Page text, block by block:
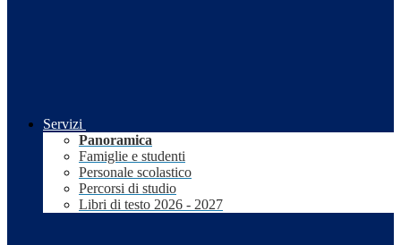
Servizi
Panoramica
Famiglie e studenti
Personale scolastico
Percorsi di studio
Libri di testo 2026 - 2027